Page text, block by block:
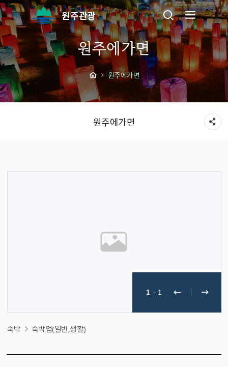
원주관광
원주에가면
원주에가면
원주에가면
1 - 1
숙박 숙박업(일반,생활)